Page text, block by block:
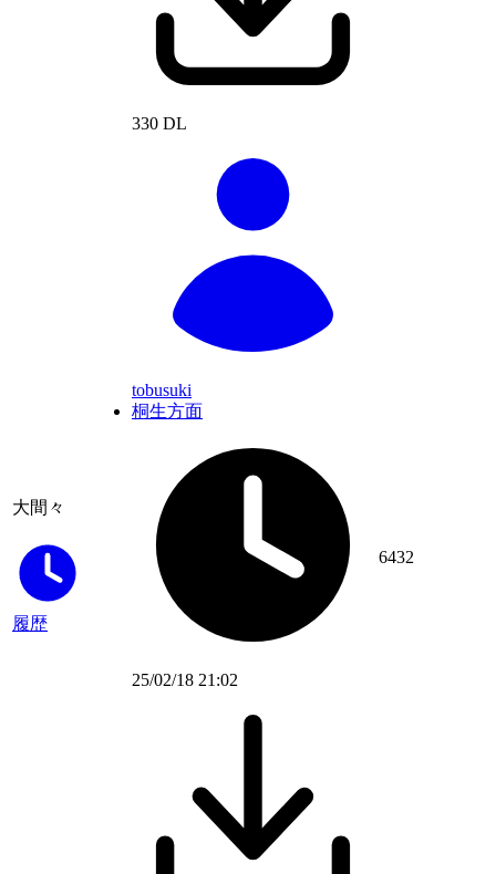
大間々
履歴
330 DL
tobusuki
桐生方面
25/02/18 21:02
6432